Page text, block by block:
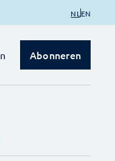
NL EN
Abonneren